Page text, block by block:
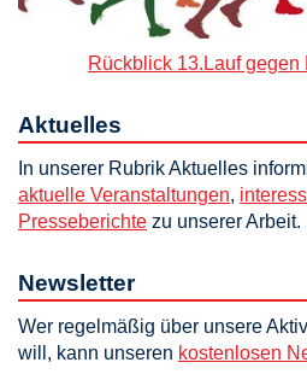
Rückblick 13.Lauf
Aktuelles
In unserer Rubrik Aktuelles
aktuelle Veranstaltungen,
Presseberichte zu unserer Arbeit.
Newsletter
Wer regelmäßig über unsere
will, kann unseren kostenlosen